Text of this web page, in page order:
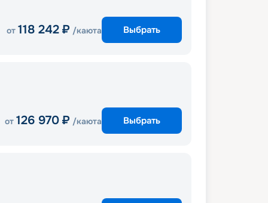
от 118 242 ₽ /каюта Выбрать
от 126 970 ₽ /каюта Выбрать